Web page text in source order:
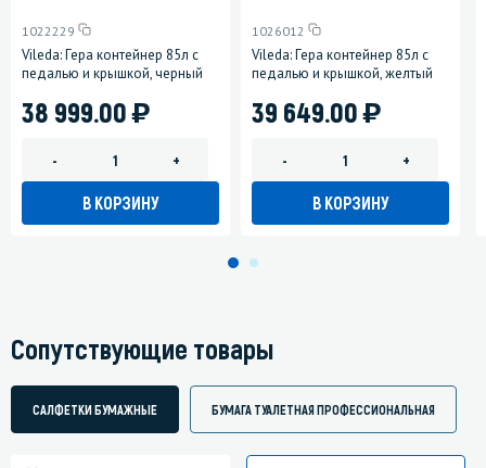
1022229
Vileda: Гера контейнер 85л с
педалью и крышкой, черный
38 999.00)
- +
В КОРЗИНУ
1026012
Vileda: Гера контейнер 85л с
педалью и крышкой, желтый
39 649.00)
- +
В КОРЗИНУ
Сопутствующие товары
САЛФЕТКИ БУМАЖНЫЕ БУМАГА ТУАЛЕТНАЯ ПРОФЕССИОНАЛЬНАЯ